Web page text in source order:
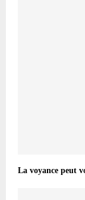
La voyance peut